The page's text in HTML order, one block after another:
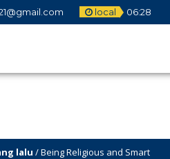
local 06:28
and Smart